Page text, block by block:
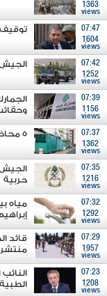
1363
views
07:47
1604
views
07:42
1252
views
07:39
1156
views
07:37
1362
views
5 محاضر ضبط في حق أصحاب مولدات مخالفين
07:35
1216
views
حربية
07:32
1292
views
مياه
07:29
1957
views
قائد
07:23
1208
views